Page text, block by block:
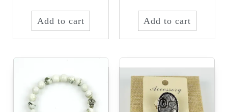
Add to cart Add to cart